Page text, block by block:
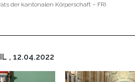
der kantonalen Körperschaft – FR)
, 12.04.2022